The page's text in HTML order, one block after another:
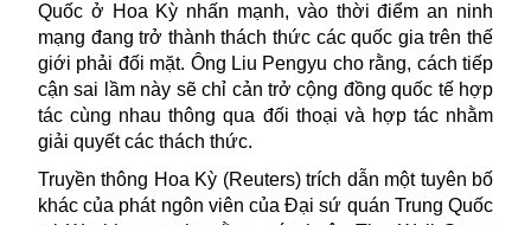
Quốc ở Hoa Kỳ nhấn mạnh, vào thời điểm an ninh
mạng đang trở thành thách thức các quốc gia trên thế
giới phải đối mặt. Ông Liu Pengyu cho rằng, cách tiếp
cận sai lầm này sẽ chỉ cản trở cộng đồng quốc tế hợp
tác cùng nhau thông qua đối thoại và hợp tác nhằm
giải quyết các thách thức.
Truyền thông Hoa Kỳ (Reuters) trích dẫn một tuyên bố
khác của phát ngôn viên của Đại sứ quán Trung Quốc